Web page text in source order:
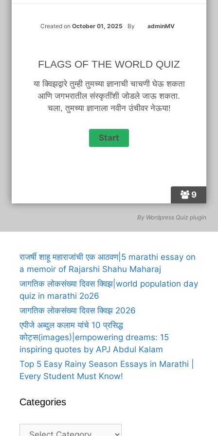
9
Created on October 01, 2025 By adminMV
FLAGS OF THE WORLD QUIZ
या क्विझद्वारे तुम्ही तुमच्या ज्ञानाची चाचणी घेऊ शकता
आणि जगभरातील संस्कृतींशी जोडले जाऊ शकता.
चला, तुमच्या ज्ञानाला नवीन उंचीवर नेऊया!
By Wordpress Quiz plugin
राजर्षी शाहू महाराजांची एक आठवण|5 marathi essay on
a memoir of Rajarshi Shahu Maharaj
जागतिक लोकसंख्या दिवस क्विझ|world population day
quiz in marathi 2o26
जागतिक लोकसंख्या दिवस क्विझ 2026
एपीजे अब्दुल कलाम यांचे 10 प्रसिद्ध
कोट्स(images)|empowering dreams: 15
inspiring quotes by APJ Abdul Kalam
Top 5 Easy Rainy Season Essays in Marathi |
Every Student Must Know!
Categories
Categories